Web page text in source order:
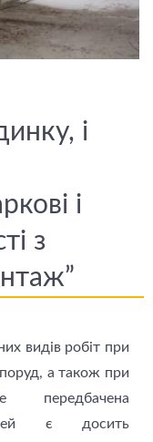
і
і
з
видів робіт при
а також при
передбачена
є досить